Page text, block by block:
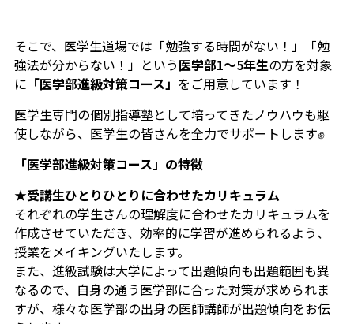
そこで、医学生道場では 「勉強する時間がない！」「勉
強法が分からない！」 という医学部1～5年生の方を対象
に 「医学部進級対策コース」 をご用意しています！
医学生専門の個別指導塾として培ってきたノウハウも駆
使しながら、医学生の皆さんを全力でサポートします✊
「医学部進級対策コース」の特徴
★受講生ひとりひとりに合わせたカリキュラム
それぞれの学生さんの理解度に合わせたカリキュラムを
作成させていただき、効率的に学習が進められるよう、
授業をメイキングいたします。
また、進級試験は大学によって出題傾向も出題範囲も異
なるので、自身の通う医学部に合った対策が求められま
すが、様々な医学部の出身の医師講師が出題傾向をお伝